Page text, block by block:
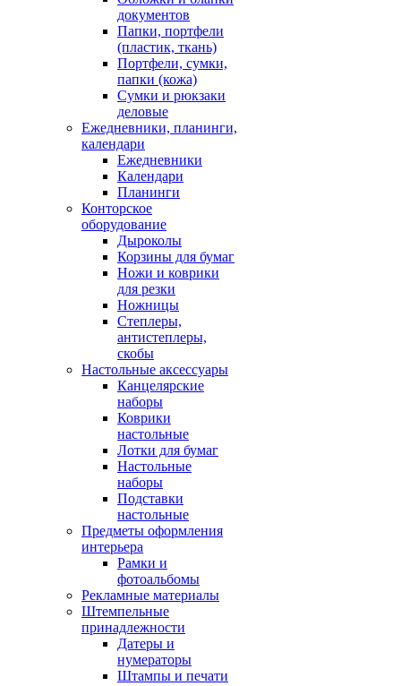
документов
Папки, портфели
(пластик, ткань)
Портфели, сумки,
папки (кожа)
Сумки и рюкзаки
деловые
Ежедневники, планинги,
календари
Ежедневники
Календари
Планинги
Конторское
оборудование
Дыроколы
Корзины для бумаг
Ножи и коврики
для резки
Ножницы
Степлеры,
антистеплеры,
скобы
Настольные аксессуары
Канцелярские
наборы
Коврики
настольные
Лотки для бумаг
Настольные
наборы
Подставки
настольные
Предметы оформления
интерьера
Рамки и
фотоальбомы
Рекламные материалы
Штемпельные
принадлежности
Датеры и
нумераторы
Штампы и печати